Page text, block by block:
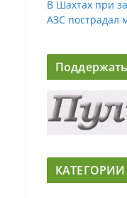
В Шахтах при
АЗС пострадал
КАТЕГОРИИ